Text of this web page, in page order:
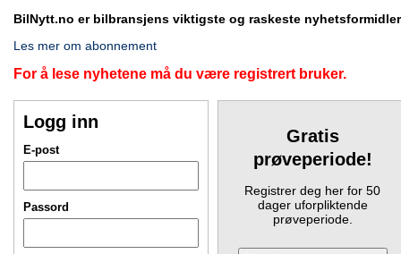
BilNytt.no er bilbransjens viktigste og raskeste
Les mer om abonnement
For å lese nyhetene må du være registrert bruker.
Logg inn
E-post
Passord
Gratis
prøveperiode!
Registrer deg her for 50
dager uforpliktende
prøveperiode.